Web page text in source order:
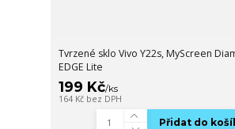
Tvrzené sklo Vivo Y22s, MyScreen
EDGE Lite
199 Kč/ks
164 Kč bez DPH
Přidat do